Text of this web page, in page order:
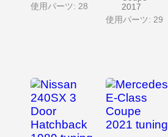
使用パーツ: 28
2017
使用パーツ: 29